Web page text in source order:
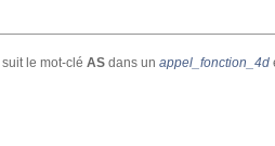
suit le mot-clé AS dans un appel_fonction_4d